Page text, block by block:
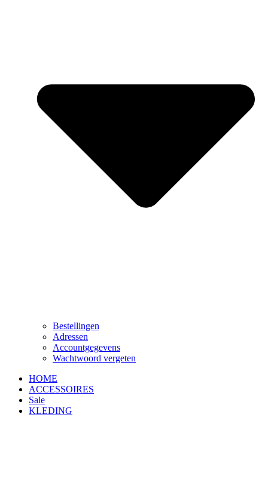
Bestellingen
Adressen
Accountgegevens
Wachtwoord vergeten
HOME
ACCESSOIRES
Sale
KLEDING